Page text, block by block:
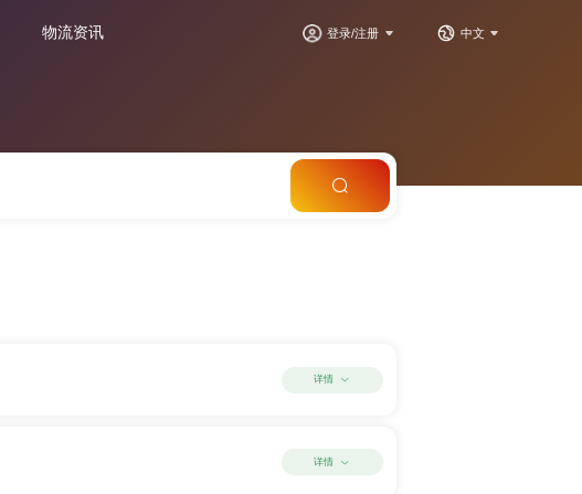
物流资讯 登录/注册 中文
详情
详情